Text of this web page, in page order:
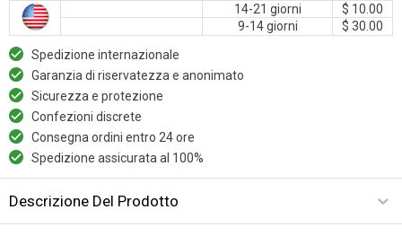
14-21 giorni
$ 10.00
9-14 giorni
$ 30.00
Spedizione internazionale
Garanzia di riservatezza e anonimato
Sicurezza e protezione
Confezioni discrete
Consegna ordini entro 24 ore
Spedizione assicurata al 100%
Descrizione Del Prodotto